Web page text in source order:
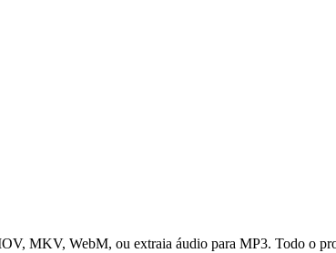
MKV, WebM, ou extraia áudio para MP3. Todo o